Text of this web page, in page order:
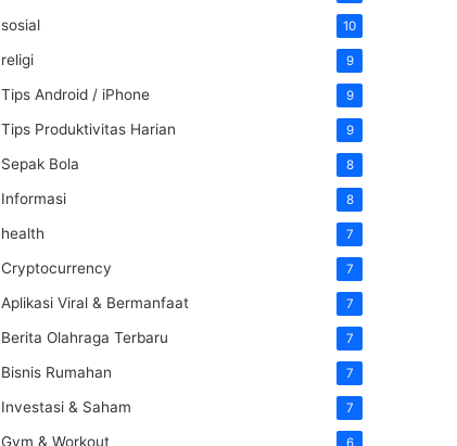
sosial 10
religi 9
Tips Android / iPhone 9
Tips Produktivitas Harian 9
Sepak Bola 8
Informasi 8
health 7
Cryptocurrency 7
Aplikasi Viral & Bermanfaat 7
Berita Olahraga Terbaru 7
Bisnis Rumahan 7
Investasi & Saham 7
Gym & Workout 6